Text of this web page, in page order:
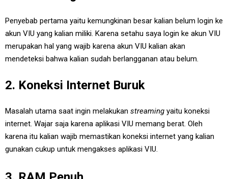
Penyebab pertama yaitu kemungkinan besar kalian belum login ke
akun VIU yang kalian miliki. Karena setahu saya login ke akun VIU
merupakan hal yang wajib karena akun VIU kalian akan
mendeteksi bahwa kalian sudah berlangganan atau belum.
2. Koneksi Internet Buruk
Masalah utama saat ingin melakukan streaming yaitu koneksi
internet. Wajar saja karena aplikasi VIU memang berat. Oleh
karena itu kalian wajib memastikan koneksi internet yang kalian
gunakan cukup untuk mengakses aplikasi VIU.